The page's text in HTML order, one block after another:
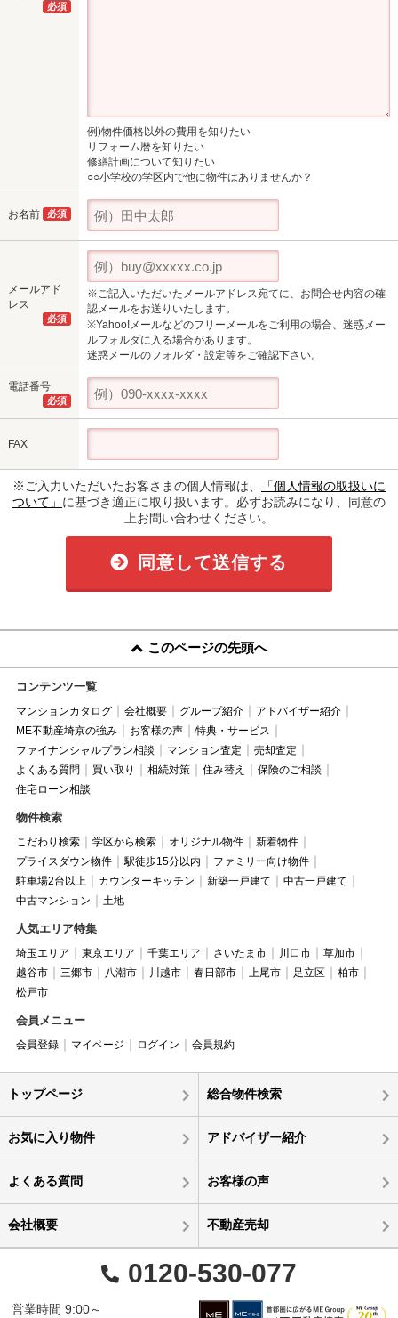
必須
例)物件価格以外の費用を知りたい
リフォーム暦を知りたい
修繕計画について知りたい
○○小学校の学区内で他に物件はありませんか？
お名前 必須
メールアド
レス
必須
※ご記入いただいたメールアドレス宛てに、お問合せ内容の確
認メールをお送りいたします。
※Yahoo!メールなどのフリーメールをご利用の場合、迷惑メー
ルフォルダに入る場合があります。
迷惑メールのフォルダ・設定等をご確認下さい。
電話番号
必須
FAX
※ご入力いただいたお客さまの個人情報は、
「個人情報の取扱いに
ついて」 に基づき適正に取り扱います。必ずお読みになり、同意の
上お問い合わせください。
同意して送信する
このページの先頭へ
コンテンツ一覧
マンションカタログ 会社概要 グループ紹介
アドバイザー紹介
ME不動産埼京の強み
お客様の声
特典・サービス
ファイナンシャルプラン相談
マンション査定
売却査定
よくある質問
買い取り 相続対策 住み替え
保険のご相談
住宅ローン相談
物件検索
こだわり検索 学区から検索 オリジナル物件
新着物件
プライスダウン物件
駅徒歩15分以内
ファミリー向け物件
駐車場2台以上
カウンターキッチン 新築一戸建て
中古一戸建て
中古マンション
土地
人気エリア特集
埼玉エリア 東京エリア 千葉エリア さいたま市 川口市
草加市
越谷市
三郷市 八潮市 川越市 春日部市 上尾市 足立区
柏市
松戸市
会員メニュー
会員登録 マイページ ログイン 会員規約
トップページ 総合物件検索
お気に入り物件 アドバイザー紹介
よくある質問 お客様の声
会社概要 不動産売却
0120-530-077
営業時間 9:00～